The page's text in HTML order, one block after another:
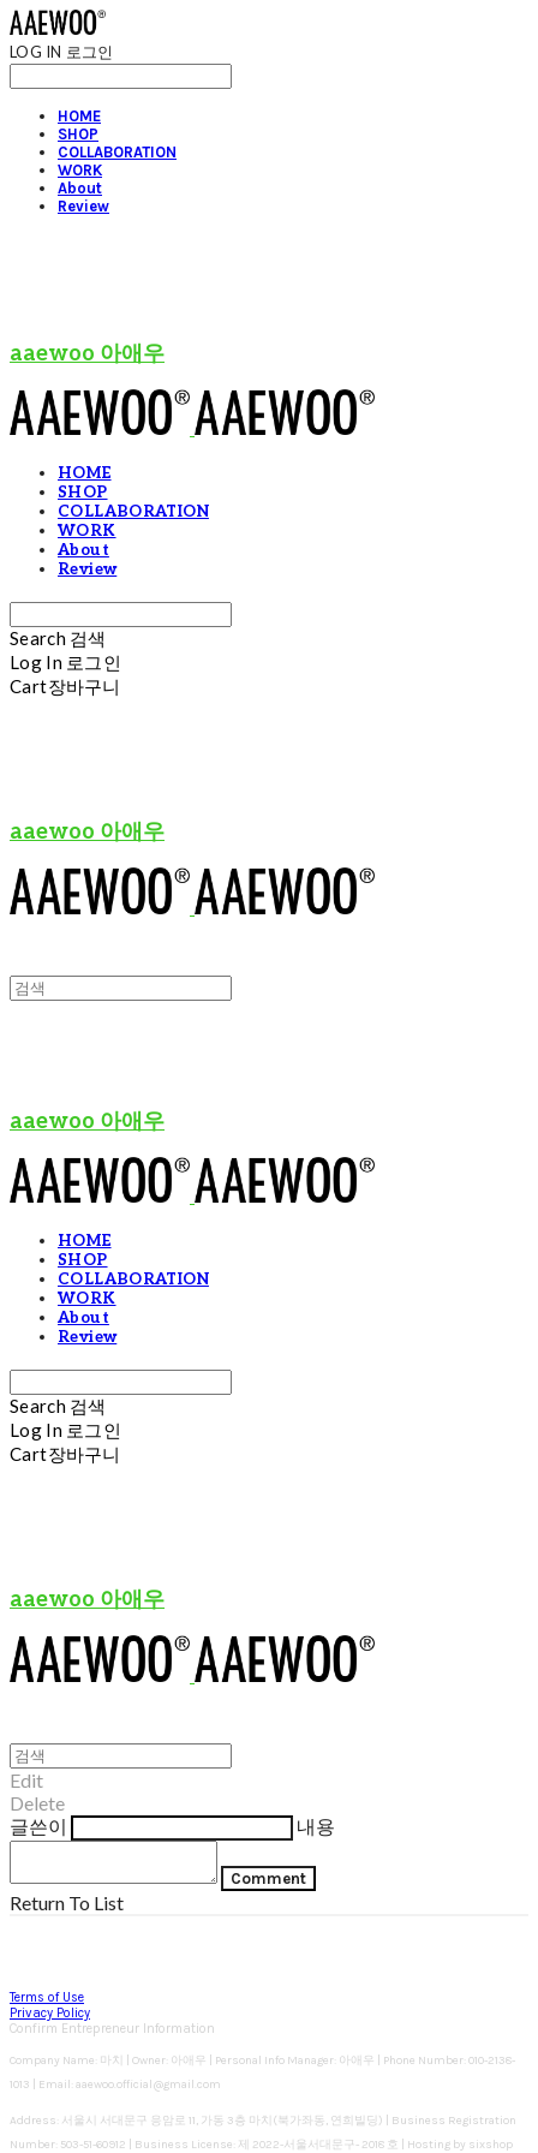
LOG IN 로그인
HOME
SHOP
COLLABORATION
WORK
About
Review
aaewoo 아애우
HOME
SHOP
COLLABORATION
WORK
About
Review
Search 검색
Log In 로그인
Cart장바구니
aaewoo 아애우
aaewoo 아애우
HOME
SHOP
COLLABORATION
WORK
About
Review
Search 검색
Log In 로그인
Cart장바구니
aaewoo 아애우
Edit
Delete
글쓴이
내용
Comment
Return To List
Terms of Use
Privacy Policy
Confirm Entrepreneur Information
Company Name: 마치 | Owner: 아애우 | Personal Info Manager: 아애우 | Phone Number: 010-2138-
1013 | Email: aaewoo.official@gmail.com
Address: 서울시 서대문구 응암로 11, 가동 3층 마치(북가좌동, 연희빌딩) | Business Registration
Number: 503-51-60912 | Business License: 제 2022-서울서대문구- 2018 호 | Hosting by sixshop